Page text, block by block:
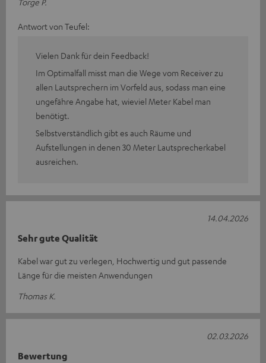
Antwort von Teufel:
Vielen Dank für dein Feedback!
Im Optimalfall misst man die Wege vom Receiver zu
allen Lautsprechern im Vorfeld aus, sodass man eine
ungefähre Angabe hat, wieviel Meter Kabel man
benötigt.
Selbstverständlich gibt es auch Räume und
Aufstellungen in denen 30 Meter Lautsprecherkabel
ausreichen.
Sehr gute Qualität
Kabel war gut zu verlegen, Hochwertig und gut passende
Länge für die meisten Anwendungen
Thomas K.
14.04.2026
Bewertung
02.03.2026